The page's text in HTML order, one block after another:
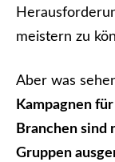
meistern zu
Aber was
Kampagnen
Branchen
Gruppen